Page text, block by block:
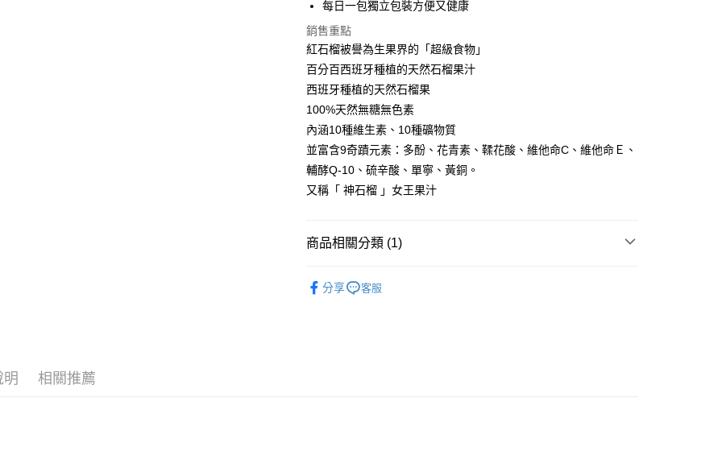
宅配
每筆NT$60，滿NT$599(含以上)免運費
代理商品配送
每筆NT$60，滿NT$599(含以上)免運費
NAF海外配送EMS
每日一包獨立包裝方便又健康
銷售重點
紅石榴被譽為生果界的「超級食物」
百分百西班牙種植的天然石榴果汁
西班牙種植的天然石榴果
100%天然無糖無色素
內涵10種維生素、10種礦物質
並富含9奇蹟元素：多酚、花青素、鞣花酸、維他命C、維他命Ｅ、
輔酵Q-10、硫辛酸、單寧、黃銅。
又稱「 神石榴 」女王果汁
商品相關分類 (1)
分享
客服
明 相關推薦